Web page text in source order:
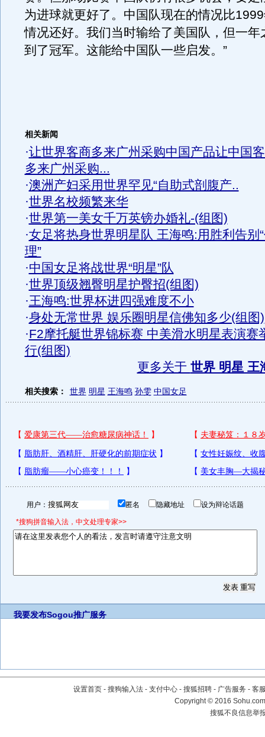
为进球就更好了。中国队现在的情况比
情况还好。我们当时输给了美国队，但一年
到了冠军。这能给中国队一些启发。”
相关新闻
·让世界客商多来广州采购中国产品让中国
多来广州采购...
·澳洲产妇采用世界罕见“自助式剖腹产..
·世界名校频繁来华
·世界第一美女千万英镑办婚礼-(组图)
·女足将热身世界明星队 王海鸣:用胜利告别
理”
·中国女足将战世界“明星”队
·世界顶级翘臀明星护臀招(组图)
·王海鸣:世界杯进四强难度不小
·身处无常世界 娱乐圈明星信佛知多少(组图)
·F2摩托艇世界锦标赛 中美滑水明星表演赛
行(组图)
更多关于 世界 明星 王
相关搜索： 世界 明星 王海鸣 孙雯 中国女足
用户： 匿名 隐藏地址 设为辩论话题
*搜狗拼音输入法，中文处理专家>>
我要发布Sogou推广服务
设置首页 - 搜狗输入法 - 支付中心 - 搜狐招聘 - 广告服务 - 客
Copyright©2016
搜狐不良信息举